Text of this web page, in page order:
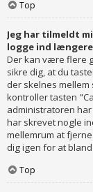
Top
Jeg har tilmeldt
logge ind
Der kan være flere
sikre dig, at du
der skelnes
kontroller tasten
administratoren
har skrevet nogle
mellemrum at
dig igen for at
Top